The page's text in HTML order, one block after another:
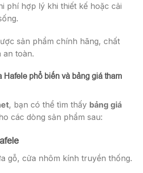
phí hợp lý khi thiết kế hoặc cải
sản phẩm chính hãng, chất
an toàn.
Hafele phổ biến và bảng giá tham
, bạn có thể tìm thấy bảng giá
các dòng sản phẩm sau:
gỗ, cửa nhôm kính truyền thống.